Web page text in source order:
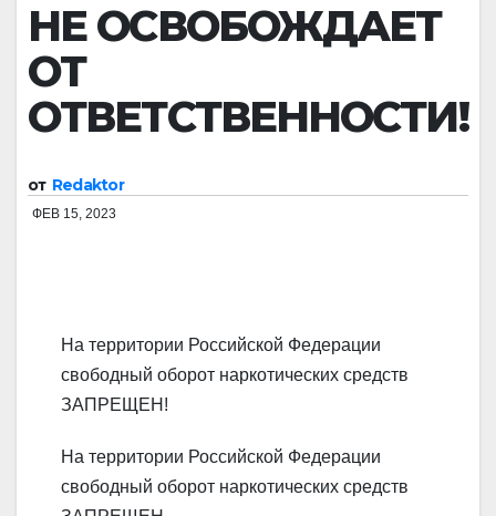
НЕ ОСВОБОЖДАЕТ
ОТ
ОТВЕТСТВЕННОСТИ!
от Redaktor
ФЕВ 15, 2023
На территории Российской Федерации
свободный оборот наркотических средств
ЗАПРЕЩЕН!
На территории Российской Федерации
свободный оборот наркотических средств